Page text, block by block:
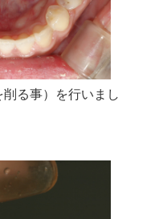
る事）を行いまし